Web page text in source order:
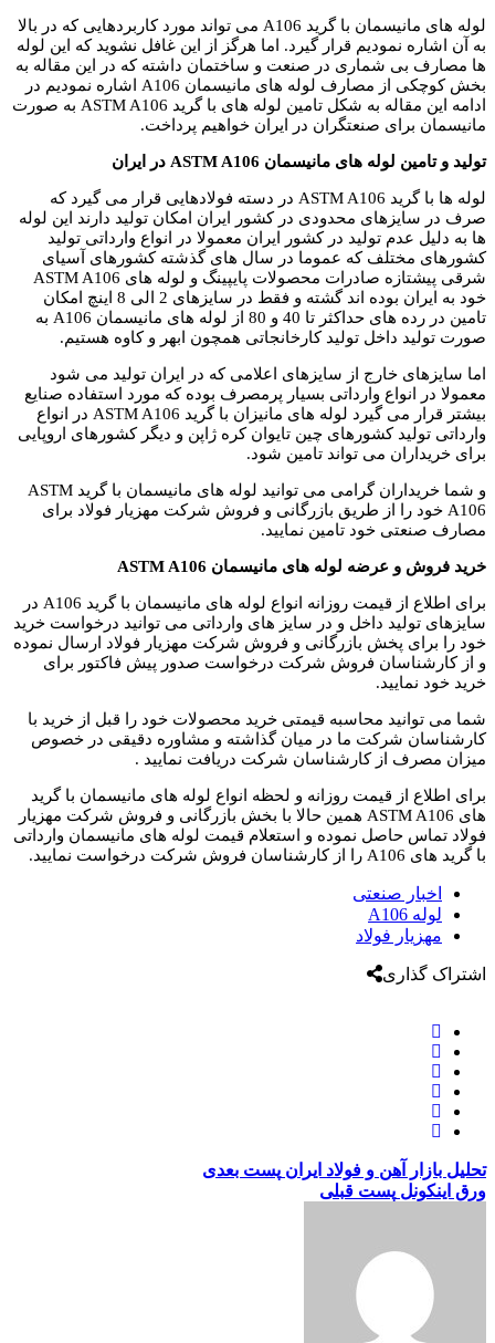
لوله های مانیسمان با گرید A106 می تواند مورد کاربردهایی که در بالا
به آن اشاره نمودیم قرار گیرد.
اما هرگز از این غافل نشوید که این لوله
ها مصارف بی شماری در صنعت و ساختمان داشته که در این مقاله به
بخش کوچکی از مصارف لوله های مانیسمان A106 اشاره نمودیم در
ادامه این مقاله به شکل تامین لوله های با گرید ASTM A106 به صورت
مانیسمان برای صنعتگران در ایران خواهیم پرداخت.
تولید و تامین لوله های مانیسمان ASTM A106 در ایران
لوله ها با گرید ASTM A106 در دسته فولادهایی قرار می گیرد که
صرف در سایزهای محدودی در کشور ایران امکان تولید دارند این لوله
ها به دلیل عدم تولید در کشور ایران معمولا در انواع وارداتی تولید
کشورهای مختلف که عموما در سال های گذشته کشورهای آسیای
شرقی پیشتازه صادرات محصولات پایپینگ و لوله های ASTM A106
خود به ایران بوده اند گشته و فقط در سایزهای 2 الی 8 اینچ امکان
تامین در رده های حداکثر تا 40 و 80 از لوله های مانیسمان A106 به
صورت تولید داخل تولید کارخانجاتی همچون ابهر و کاوه هستیم.
اما سایزهای خارج از سایزهای اعلامی که در ایران تولید می شود
معمولا در انواع وارداتی بسیار پرمصرف بوده که مورد استفاده صنایع
بیشتر قرار می گیرد لوله های مانیزان با گرید ASTM A106 در انواع
وارداتی تولید کشورهای چین تایوان کره ژاپن و دیگر کشورهای اروپایی
برای خریداران می تواند تامین شود.
و شما خریداران گرامی می توانید لوله های مانیسمان با گرید ASTM
A106 خود را از طریق بازرگانی و فروش شرکت مهزیار فولاد برای
مصارف صنعتی خود تامین نمایید.
خرید فروش و عرضه لوله های مانیسمان ASTM A106
برای اطلاع از قیمت روزانه انواع لوله های مانیسمان با گرید A106 در
سایزهای تولید داخل و در سایز های وارداتی می توانید درخواست خرید
خود را برای پخش بازرگانی و فروش شرکت مهزیار فولاد ارسال نموده
و از کارشناسان فروش شرکت درخواست صدور پیش فاکتور برای
خرید خود نمایید.
شما می توانید محاسبه قیمتی خرید محصولات خود را قبل از خرید با
کارشناسان شرکت ما در میان گذاشته و مشاوره دقیقی در خصوص
میزان مصرف از کارشناسان شرکت دریافت نمایید .
برای اطلاع از قیمت روزانه و لحظه انواع لوله های مانیسمان با گرید
های ASTM A106 همین حالا با بخش بازرگانی و فروش شرکت مهزیار
فولاد تماس حاصل نموده و استعلام قیمت لوله های مانیسمان وارداتی
با گرید های A106 را از کارشناسان فروش شرکت درخواست نمایید.
اخبار صنعتی
لوله A106
مهزیار فولاد
اشتراک گذاری
تحلیل بازار آهن و فولاد ایران پست بعدی
ورق اینکونل پست قبلی